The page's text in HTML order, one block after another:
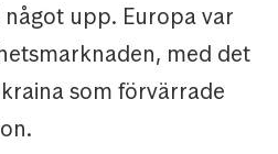
upp. Europa var
med det
som förvärrade